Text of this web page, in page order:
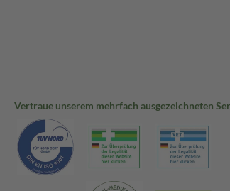
Vertraue unserem mehrfach ausgezeichneten